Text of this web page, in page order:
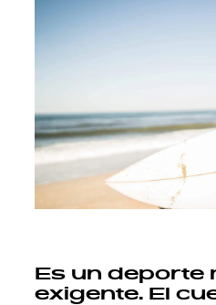
Es un deporte
exigente. El